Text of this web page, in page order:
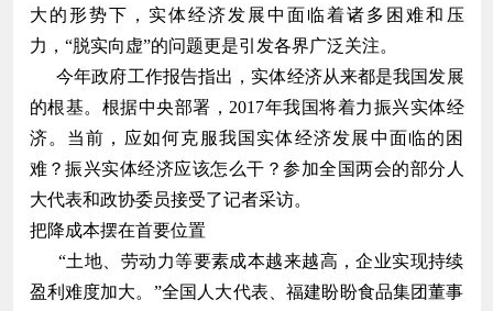
大的形势下，实体经济发展中面临着诸多困难和压
力，“脱实向虚”的问题更是引发各界广泛关注。
今年政府工作报告指出，实体经济从来都是我国发展
的根基。根据中央部署，2017年我国将着力振兴实体经
济。当前，应如何克服我国实体经济发展中面临的困
难？振兴实体经济应该怎么干？参加全国两会的部分人
大代表和政协委员接受了记者采访。
把降成本摆在首要位置
“土地、劳动力等要素成本越来越高，企业实现持续
盈利难度加大。”全国人大代表、福建盼盼食品集团董事